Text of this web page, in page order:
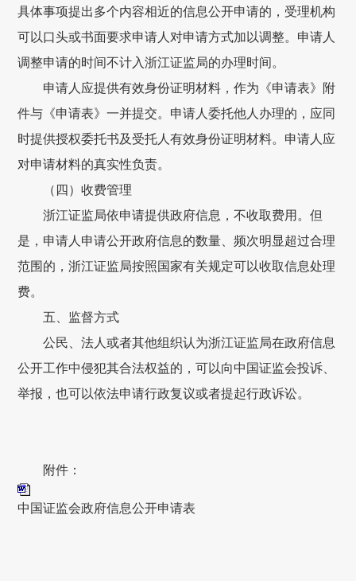
具体事项提出多个内容相近的信息公开申请的，受理机构
可以口头或书面要求申请人对申请方式加以调整。申请人
调整申请的时间不计入浙江证监局的办理时间。
申请人应提供有效身份证明材料，作为《申请表》附
件与《申请表》一并提交。申请人委托他人办理的，应同
时提供授权委托书及受托人有效身份证明材料。申请人应
对申请材料的真实性负责。
（四）收费管理
浙江证监局依申请提供政府信息，不收取费用。但
是，申请人申请公开政府信息的数量、频次明显超过合理
范围的，浙江证监局按照国家有关规定可以收取信息处理
费。
五、监督方式
公民、法人或者其他组织认为浙江证监局在政府信息
公开工作中侵犯其合法权益的，可以向中国证监会投诉、
举报，也可以依法申请行政复议或者提起行政诉讼。
附件：
中国证监会政府信息公开申请表